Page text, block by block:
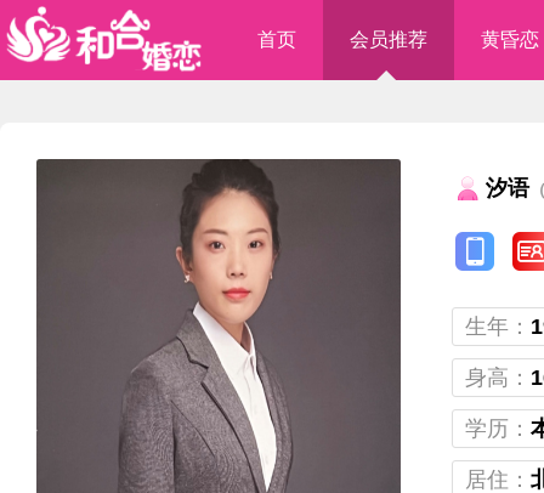
首页 会员推荐 黄昏恋
汐语
生年：
身高：
学历：
居住：